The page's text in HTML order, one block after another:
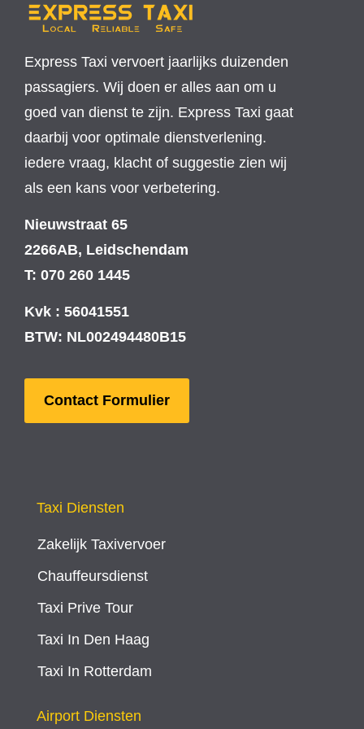
Express Taxi vervoert jaarlijks duizenden
passagiers. Wij doen er alles aan om u
goed van dienst te zijn. Express Taxi gaat
daarbij voor optimale dienstverlening.
iedere vraag, klacht of suggestie zien wij
als een kans voor verbetering.
Nieuwstraat 65
2266AB, Leidschendam
T: 070 260 1445
Kvk : 56041551
BTW: NL002494480B15
Contact Formulier
Taxi Diensten
Zakelijk Taxivervoer
Chauffeursdienst
Taxi Prive Tour
Taxi In Den Haag
Taxi In Rotterdam
Airport Diensten